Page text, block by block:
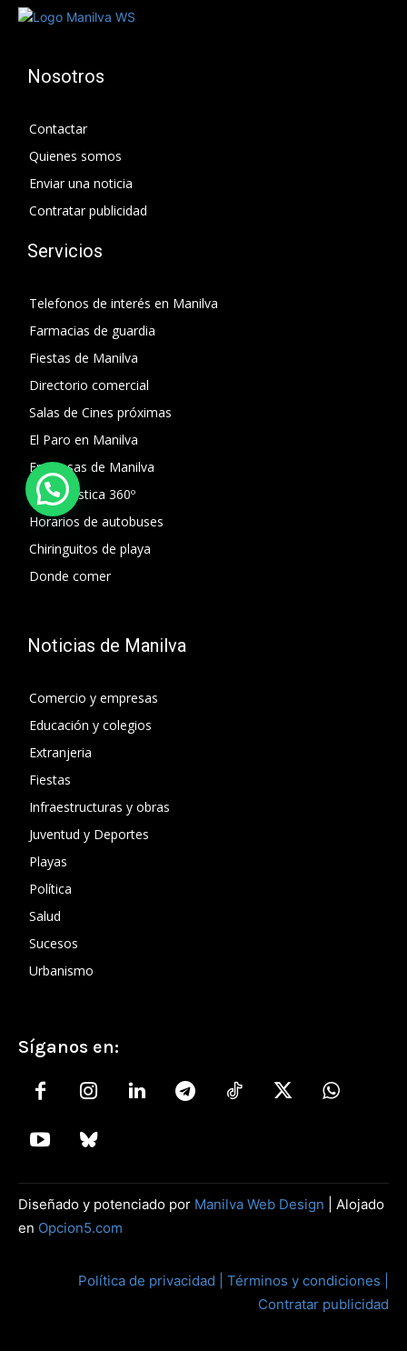
Nosotros
Contactar
Quienes somos
Enviar una noticia
Contratar publicidad
Servicios
Telefonos de interés en Manilva
Farmacias de guardia
Fiestas de Manilva
Directorio comercial
Salas de Cines próximas
El Paro en Manilva
Empresas de Manilva
Guía turística 360º
Horarios de autobuses
Chiringuitos de playa
Donde comer
Noticias de Manilva
Comercio y empresas
Educación y colegios
Extranjeria
Fiestas
Infraestructuras y obras
Juventud y Deportes
Playas
Política
Salud
Sucesos
Urbanismo
Síganos en:
Diseñado y potenciado por Manilva Web Design | Alojado
en Opcion5.com
Política de privacidad | Términos y condiciones |
Contratar publicidad